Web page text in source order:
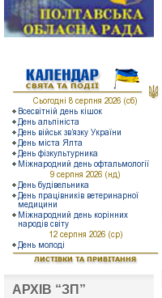
АРХІВ “ЗП”